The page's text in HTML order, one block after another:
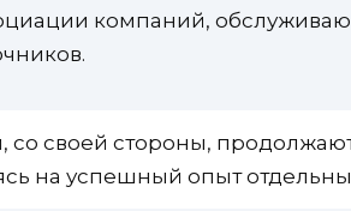
компаний,
со своей стороны,
на успешный опыт